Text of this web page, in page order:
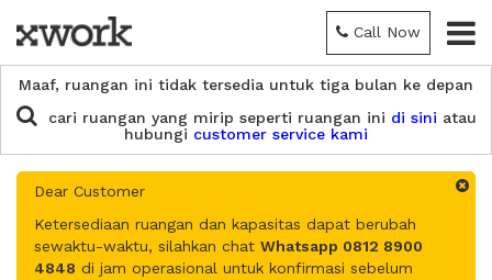
Call Now
Maaf, ruangan ini tidak tersedia untuk tiga bulan ke depan
cari ruangan yang mirip seperti ruangan ini di sini atau
hubungi customer service kami
Dear Customer
Ketersediaan ruangan dan kapasitas dapat berubah
sewaktu-waktu, silahkan chat Whatsapp 0812 8900
4848 di jam operasional untuk konfirmasi sebelum